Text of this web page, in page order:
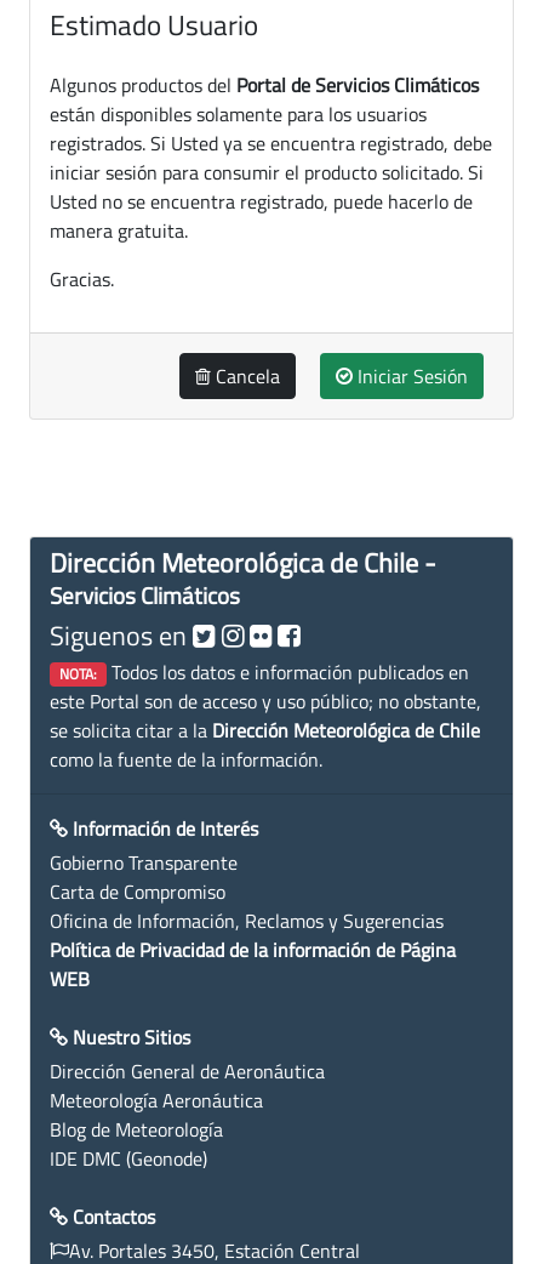
Estimado Usuario
Algunos productos del Portal de Servicios Climáticos
están disponibles solamente para los usuarios
registrados. Si Usted ya se encuentra registrado, debe
iniciar sesión para consumir el producto solicitado. Si
Usted no se encuentra registrado, puede hacerlo de
manera gratuita.
Gracias.
Cancela Iniciar Sesión
Dirección Meteorológica de Chile -
Servicios Climáticos
Siguenos en
NOTA: Todos los datos e información publicados en
este Portal son de acceso y uso público; no obstante,
se solicita citar a la Dirección Meteorológica de Chile
como la fuente de la información.
Información de Interés
Gobierno Transparente
Carta de Compromiso
Oficina de Información, Reclamos y Sugerencias
Política de Privacidad de la información de Página
WEB
Nuestro Sitios
Dirección General de Aeronáutica
Meteorología Aeronáutica
Blog de Meteorología
IDE DMC (Geonode)
Contactos
Av. Portales 3450, Estación Central